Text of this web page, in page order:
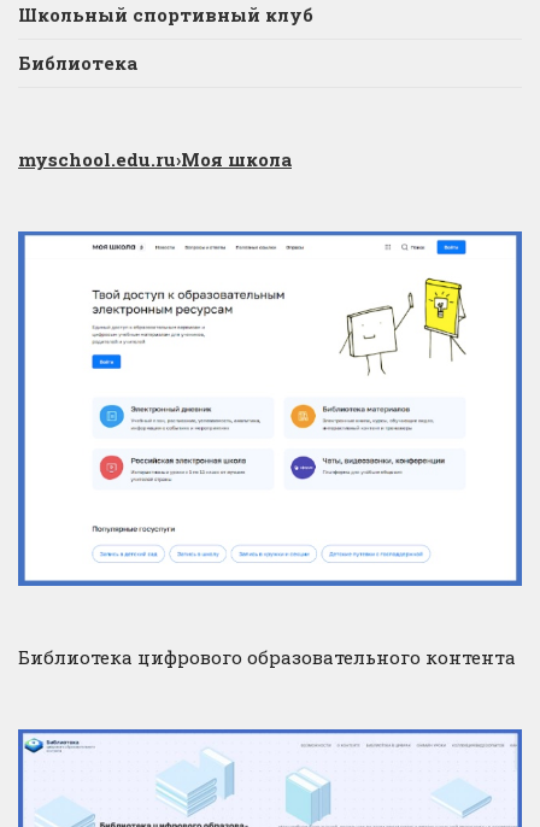
Школьный спортивный клуб
Библиотека
myschool.edu.ru›Моя школа
Библиотека цифрового образовательного контента